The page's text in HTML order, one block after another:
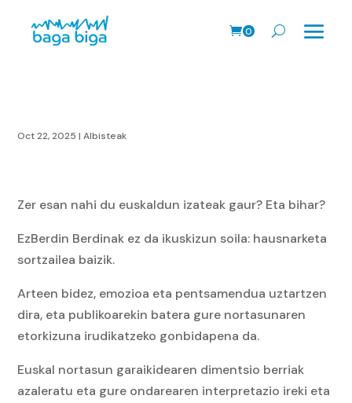
0
Oct 22, 2025 |Albisteak
Zer esan nahi du euskaldun izateak gaur? Eta bihar?
EzBerdin Berdinak ez da ikuskizun soila: hausnarketa
sortzailea baizik.
Arteen bidez, emozioa eta pentsamendua uztartzen
dira, eta publikoarekin batera gure nortasunaren
etorkizuna irudikatzeko gonbidapena da.
Euskal nortasun garaikidearen dimentsio berriak
azaleratu eta gure ondarearen interpretazio ireki eta